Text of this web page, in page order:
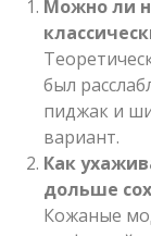
Можно ли
был
пиджак и
вариант.
Как
дольше
Кожаные